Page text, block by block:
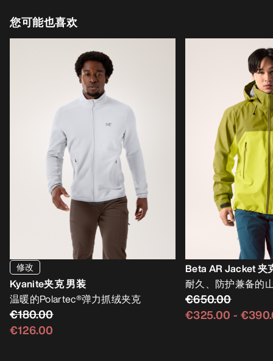
您可能也喜欢
修改
Kyanite夹克 男装
温暖的Polartec®弹力抓绒夹克
€180.00
€126.00
Beta AR Jacket 夹
耐久、防护兼备的
€650.00
€325.00 -